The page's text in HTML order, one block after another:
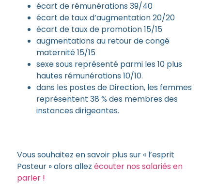
écart de rémunérations 39/40
écart de taux d’augmentation 20/20
écart de taux de promotion 15/15
augmentations au retour de congé
maternité 15/15
sexe sous représenté parmi les 10 plus
hautes rémunérations 10/10.
dans les postes de Direction, les femmes
représentent 38 % des membres des
instances dirigeantes.
Vous souhaitez en savoir plus sur « l’esprit
Pasteur » alors allez écouter nos salariés en
parler !